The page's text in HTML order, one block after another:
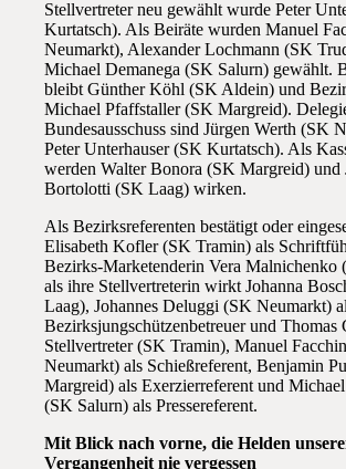
Stellvertreter neu gewählt wurde Peter
Kurtatsch). Als Beiräte wurden Manuel
Neumarkt), Alexander Lochmann (SK
Michael Demanega (SK Salurn) gewählt.
bleibt Günther Köhl (SK Aldein) und
Michael Pfaffstaller (SK Margreid).
Bundesausschuss sind Jürgen Werth (SK
Peter Unterhauser (SK Kurtatsch). Als
werden Walter Bonora (SK Margreid) und
Bortolotti (SK Laag) wirken.
Als Bezirksreferenten bestätigt oder
Elisabeth Kofler (SK Tramin) als
Bezirks-Marketenderin Vera Malnichenko
als ihre Stellvertreterin wirkt Johanna
Laag), Johannes Deluggi (SK Neumarkt)
Bezirksjungschützenbetreuer und Thomas
Stellvertreter (SK Tramin), Manuel
Neumarkt) als Schießreferent, Benjamin
Margreid) als Exerzierreferent und
(SK Salurn) als Pressereferent.
Mit Blick nach vorne, die Helden
Vergangenheit nie vergessen